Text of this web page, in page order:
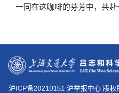
一同在这咖啡的芬芳中，共赴
沪ICP备20210151 沪举报中心 版